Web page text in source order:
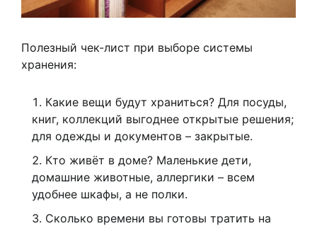
Полезный чек-лист при выборе системы
хранения:
Какие вещи будут храниться? Для посуды,
книг, коллекций выгоднее открытые решения;
для одежды и документов – закрытые.
Кто живёт в доме? Маленькие дети,
домашние животные, аллергики – всем
удобнее шкафы, а не полки.
Сколько времени вы готовы тратить на